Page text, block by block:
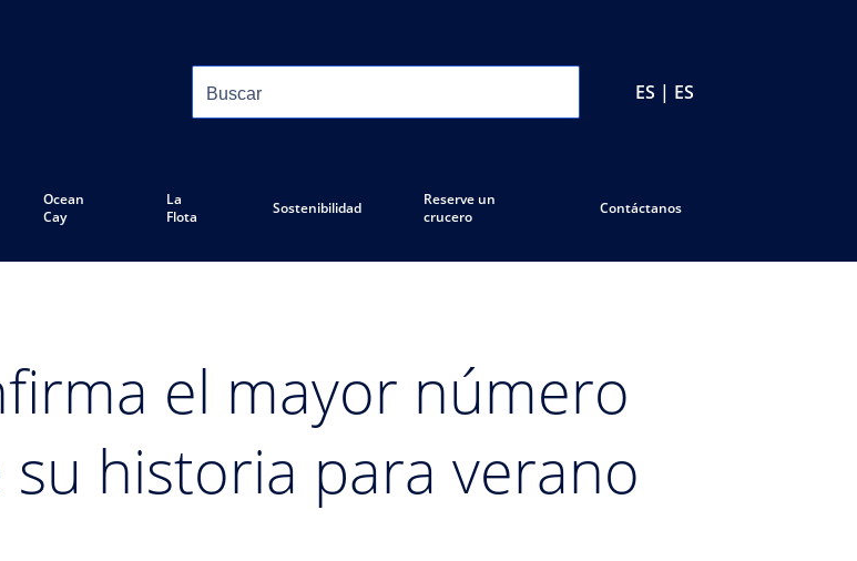
ES | ES
Ocean
Cay
La
Flota
Sostenibilidad
Reserve un
crucero
Contáctanos
el mayor número
historia para verano